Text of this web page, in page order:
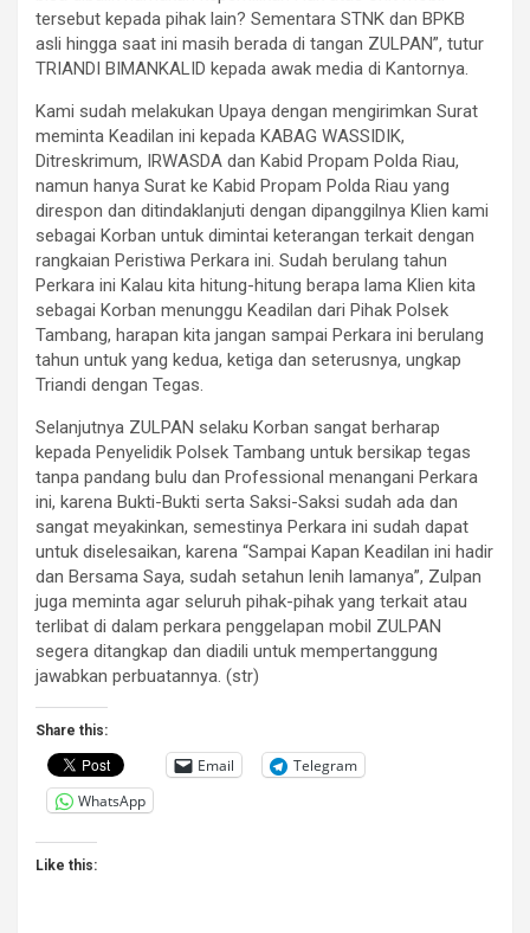
tersebut kepada pihak lain? Sementara STNK dan BPKB
asli hingga saat ini masih berada di tangan ZULPAN”, tutur
TRIANDI BIMANKALID kepada awak media di Kantornya.
Kami sudah melakukan Upaya dengan mengirimkan Surat
meminta Keadilan ini kepada KABAG WASSIDIK,
Ditreskrimum, IRWASDA dan Kabid Propam Polda Riau,
namun hanya Surat ke Kabid Propam Polda Riau yang
direspon dan ditindaklanjuti dengan dipanggilnya Klien kami
sebagai Korban untuk dimintai keterangan terkait dengan
rangkaian Peristiwa Perkara ini. Sudah berulang tahun
Perkara ini Kalau kita hitung-hitung berapa lama Klien kita
sebagai Korban menunggu Keadilan dari Pihak Polsek
Tambang, harapan kita jangan sampai Perkara ini berulang
tahun untuk yang kedua, ketiga dan seterusnya, ungkap
Triandi dengan Tegas.
Selanjutnya ZULPAN selaku Korban sangat berharap
kepada Penyelidik Polsek Tambang untuk bersikap tegas
tanpa pandang bulu dan Professional menangani Perkara
ini, karena Bukti-Bukti serta Saksi-Saksi sudah ada dan
sangat meyakinkan, semestinya Perkara ini sudah dapat
untuk diselesaikan, karena “Sampai Kapan Keadilan ini hadir
dan Bersama Saya, sudah setahun lenih lamanya”, Zulpan
juga meminta agar seluruh pihak-pihak yang terkait atau
terlibat di dalam perkara penggelapan mobil ZULPAN
segera ditangkap dan diadili untuk mempertanggung
jawabkan perbuatannya. (str)
Share this:
Email
Telegram
WhatsApp
Like this: